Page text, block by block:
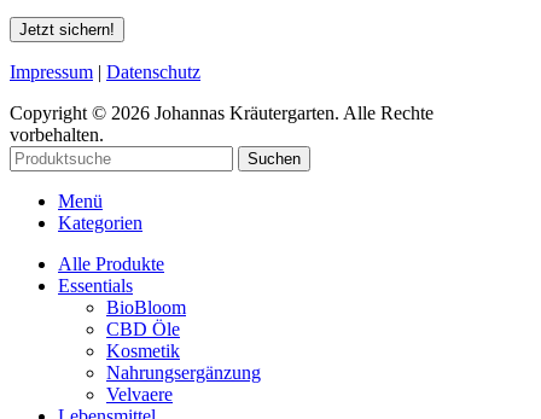
Jetzt sichern!
Impressum | Datenschutz
Copyright © 2026 Johannas Kräutergarten. Alle Rechte
vorbehalten.
Suchen
Menü
Kategorien
Alle Produkte
Essentials
BioBloom
CBD Öle
Kosmetik
Nahrungsergänzung
Velvaere